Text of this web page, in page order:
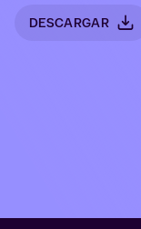
DESCARGAR